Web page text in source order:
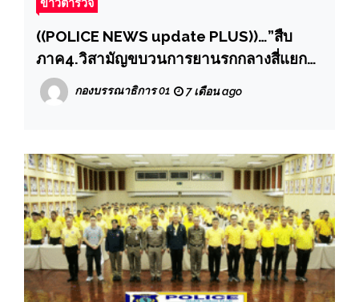
((POLICE NEWS update PLUS))…”สืบ
ภาค4.วิสามัญขบวนการยานรกกลางสี่แยก
หนองคาย ตร.ไล่ล่าสกัดจับกระบะขนยานรก
คนร้ายฮึดสู้ถูกวิสามัญดับ 1 ยึดยาบ้าล็อตมหึ
กองบรรณาธิการ 01 7 เดือน ago